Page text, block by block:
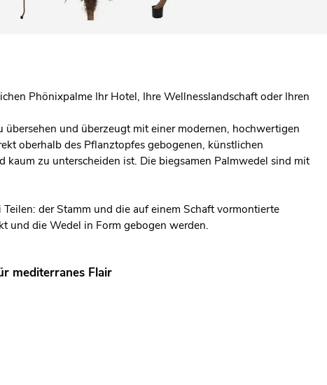
Phönixpalme Ihr Hotel, Ihre Wellnesslandschaft oder Ihren
und überzeugt mit einer modernen, hochwertigen
oberhalb des Pflanztopfes gebogenen, künstlichen
kaum zu unterscheiden ist. Die biegsamen Palmwedel sind mit
der Stamm und die auf einem Schaft vormontierte
und die Wedel in Form gebogen werden.
mediterranes Flair